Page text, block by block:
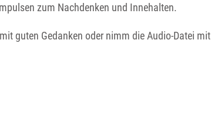
zum Nachdenken und Innehalten.
guten Gedanken oder nimm die Audio-Datei mit